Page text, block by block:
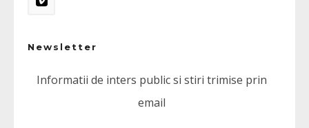
Newsletter
Informatii de inters public si stiri trimise prin
email